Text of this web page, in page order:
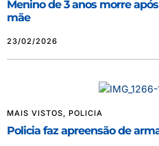
Menino de 3 anos morre
mãe
23/02/2026
MAIS VISTOS POLICIA
Policia faz apreensão de